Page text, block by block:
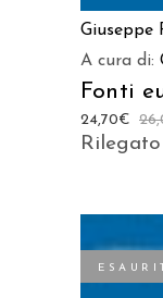
Giuseppe
A cura di:
Fonti
24,70€
Rilegato